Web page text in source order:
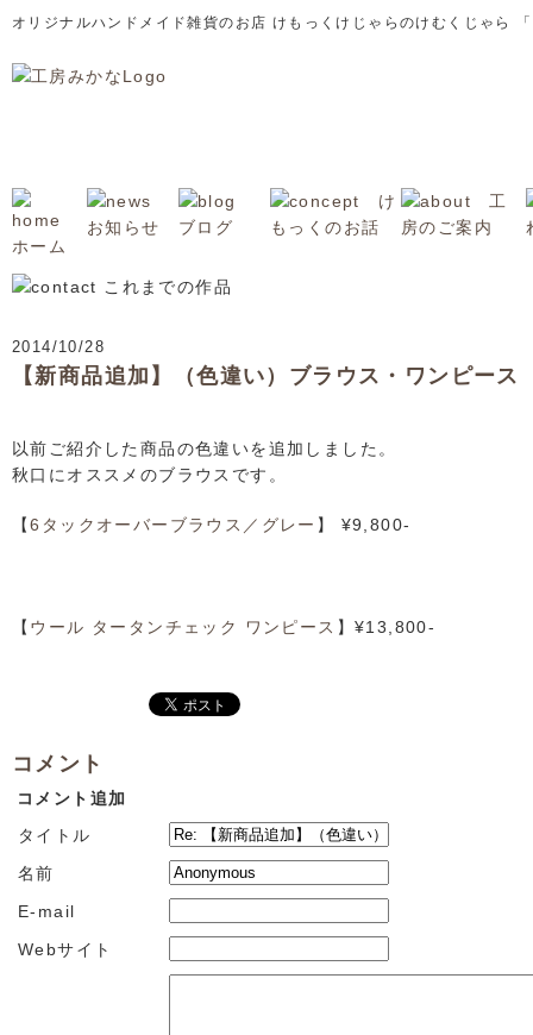
オリジナルハンドメイド雑貨のお店 けもっくけじゃらのけむくじゃら
2014/10/28
【新商品追加】（色違い）ブラウス・ワンピース
以前ご紹介した商品の色違いを追加しました。
秋口にオススメのブラウスです。
【6タックオーバーブラウス／グレー 】 ¥9,800-
【 ウール タータンチェック ワンピース 】¥13,800-
コメント
コメント追加
タイトル
名前
E-mail
Webサイト